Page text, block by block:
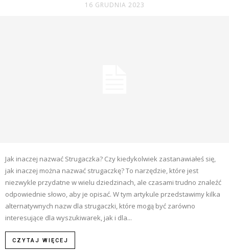
16 GRUDNIA 2023
Jak inaczej nazwać Strugaczka? Czy kiedykolwiek zastanawiałeś się,
jak inaczej można nazwać strugaczkę? To narzędzie, które jest
niezwykle przydatne w wielu dziedzinach, ale czasami trudno znaleźć
odpowiednie słowo, aby je opisać. W tym artykule przedstawimy kilka
alternatywnych nazw dla strugaczki, które mogą być zarówno
interesujące dla wyszukiwarek, jak i dla...
CZYTAJ WIĘCEJ